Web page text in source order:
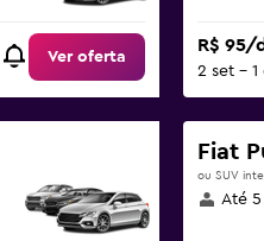
Ver oferta
R$ 95/
2 set - 1
Fiat
ou SUV
Até 5